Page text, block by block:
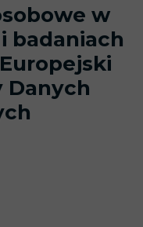
w
badaniach
Danych